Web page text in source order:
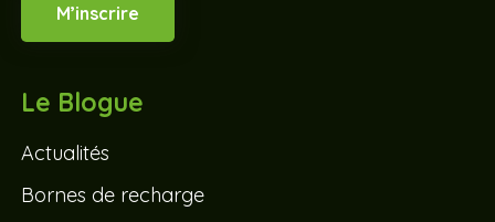
M’inscrire
Le Blogue
Actualités
Bornes de recharge